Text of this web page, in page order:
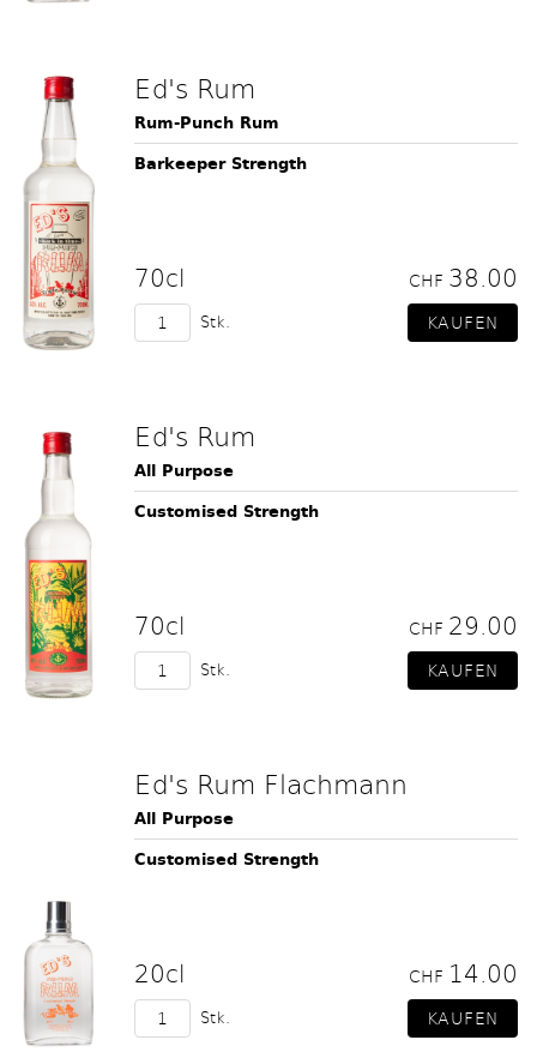
Ed's Rum
Rum-Punch Rum
Barkeeper Strength
70cl CHF 38.00
Stk.
Ed's Rum
All Purpose
Customised Strength
70cl CHF 29.00
Stk.
Ed's Rum Flachmann
All Purpose
Customised Strength
20cl CHF 14.00
Stk.